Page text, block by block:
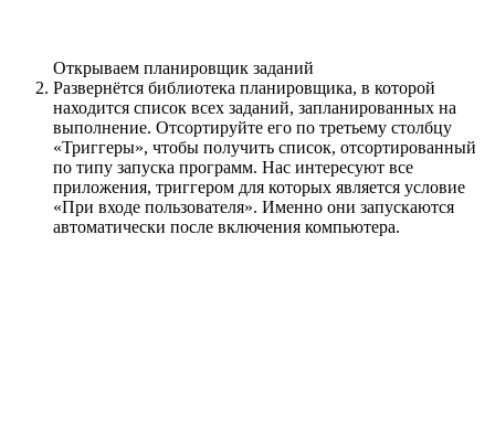
Открываем планировщик заданий
Развернётся библиотека планировщика, в которой
находится список всех заданий, запланированных на
выполнение. Отсортируйте его по третьему столбцу
«Триггеры», чтобы получить список, отсортированный
по типу запуска программ. Нас интересуют все
приложения, триггером для которых является условие
«При входе пользователя». Именно они запускаются
автоматически после включения компьютера.